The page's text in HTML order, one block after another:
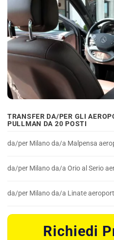
TRANSFER DA/PER GLI
PULLMAN DA 20 POSTI
da/per Milano da/a Malpensa
da/per Milano da/a Orio al Serio
da/per Milano da/a Linate
Richiedi